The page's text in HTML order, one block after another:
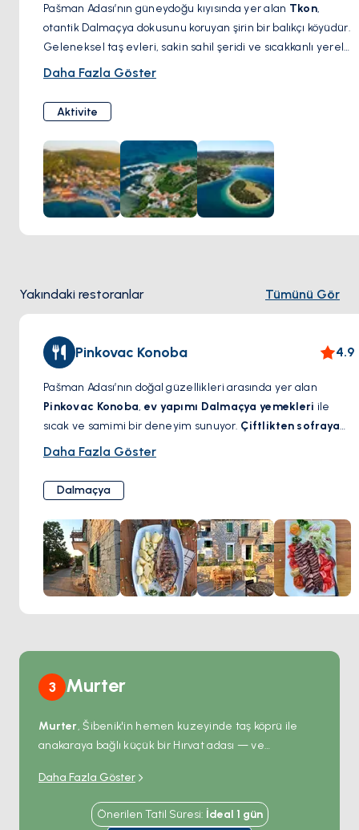
Pašman Adası’nın güneydoğu kıyısında yer alan Tkon,
otantik Dalmaçya dokusunu koruyan şirin bir balıkçı köyüdür.
Geleneksel taş evleri, sakin sahil şeridi ve sıcakkanlı yerel
halkı ile Tkon, huzurlu bir ada deneyimi sunar. Kasaba,
Manastırı’na
manastır,Adriyatik’in nefes kesen manzaralarını
Taze deniz ürünleriyle dolu yerel restoranlarında keyifli bir
yemek yiyebilir ya da doğanın sunduğu sakinliği
keşfedebilirsiniz.
Daha Fazla Göster
Aktivite
Yakındaki restoranlar Tümünü Gör
Pinkovac Konoba 4.9
Pašman Adası’nın doğal güzellikleri arasında yer alan
Pinkovac Konoba, ev yapımı Dalmaçya yemekleri ile
sıcak ve samimi bir deneyim sunuyor. Çiftlikten sofraya
konseptiyle hazırlanan menüsü
usulü etlere kadar
atmosferi ve misafirperverliği ile
Pašman’ın ruhunu yansıtan gerçek bir gastronomik keşif
noktası.
Daha Fazla Göster
Dalmaçya
3 Murter
Murter, Šibenik'in hemen kuzeyinde taş köprü ile
anakaraya bağlı küçük bir Hırvat adası — ve
takımadaKornati Adaları Milli Parkı
charter üssü.Hramina'daki marina 400 iskele
kapasitesinde ve Kornati günübirlik yelkenleri ile
Daha Fazla Göster
Önerilen Tatil Süresi: İdeal 1 gün